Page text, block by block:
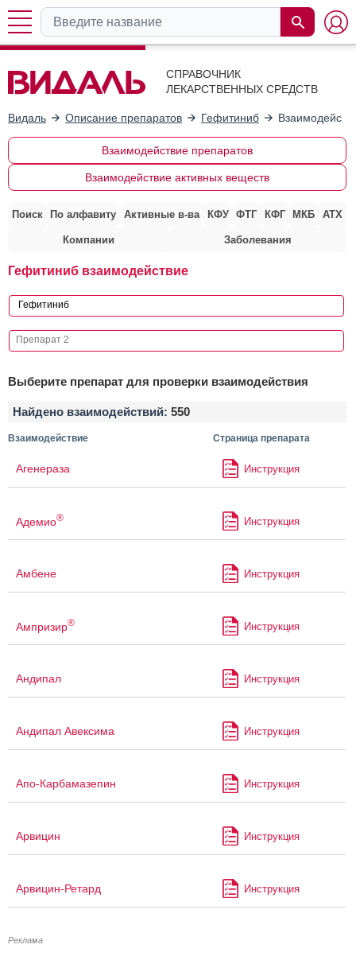
СПРАВОЧНИК
ЛЕКАРСТВЕННЫХ СРЕДСТВ
Видаль Описание препаратов Гефитиниб
Взаимодействие препаратов
Взаимодействие активных веществ
Поиск По алфавиту Активные в-ва КФУ ФТГ КФГ МКБ АТХ
Компании Заболевания
Гефитиниб взаимодействие
Выберите препарат для проверки взаимодействия
Найдено взаимодействий: 550
Взаимодействие Страница препарата
Агенераза Инструкция
Адемио® Инструкция
Амбене Инструкция
Ампризир® Инструкция
Андипал Инструкция
Андипал Авексима Инструкция
Апо-Карбамазепин Инструкция
Арвицин Инструкция
Арвицин-Ретард Инструкция
Реклама